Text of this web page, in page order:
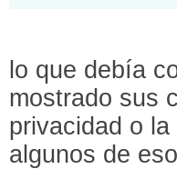
lo que debía
mostrado sus
privacidad o
algunos de